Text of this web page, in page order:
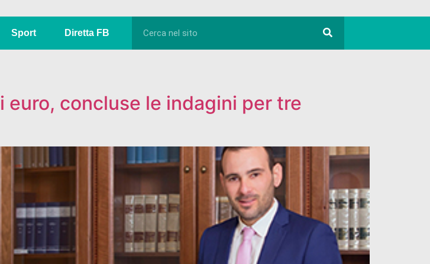
Sport Diretta FB
euro, concluse le indagini per tre